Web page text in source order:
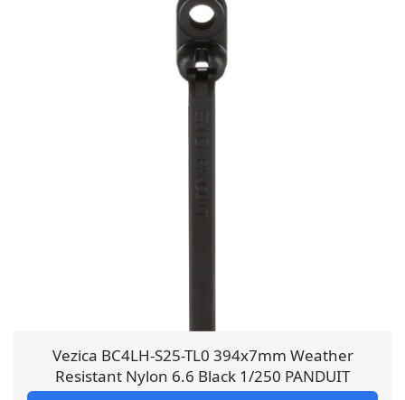
Vezica BC4LH-S25-TL0 394x7mm Weather
Resistant Nylon 6.6 Black 1/250 PANDUIT